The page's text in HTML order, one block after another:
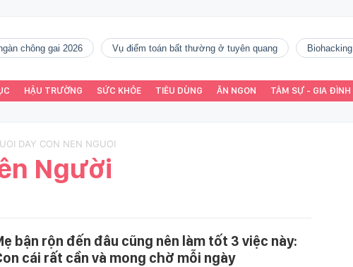
chông gai 2026 vụ điểm toán bất thường ở tuyên quang Biohacking
HẬU TRƯỜNG SỨC KHỎE TIÊU DÙNG ĂN NGON TÂM SỰ - GIA ĐÌNH
DAY CON NEN NGUOI
Người
bận rộn đến đâu cũng nên làm tốt 3 việc này:
cái rất cần và mong chờ mỗi ngày